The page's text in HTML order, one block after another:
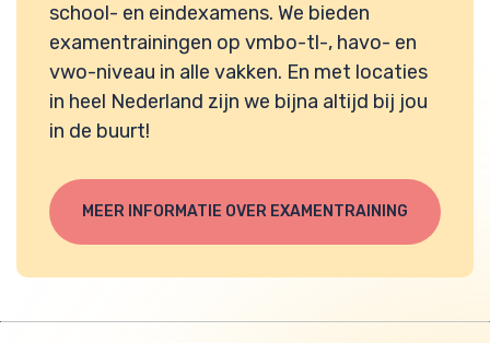
school- en eindexamens. We bieden
examentrainingen op vmbo-tl-, havo- en
vwo-niveau in alle vakken. En met locaties
in heel Nederland zijn we bijna altijd bij jou
in de buurt!
MEER INFORMATIE OVER EXAMENTRAINING